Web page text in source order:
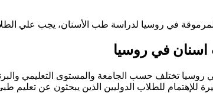
في روسيا لدراسة طب الأسنان، يجب علي
في روسيا
تختلف حسب الجامعة والمستوى التعليمي
للإهتمام للطلاب الدوليين الذين يبحثون عن تعليم